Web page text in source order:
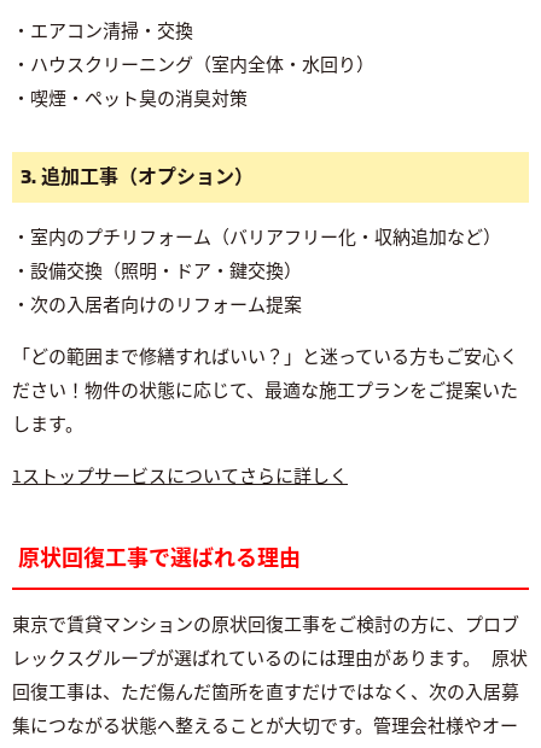
・エアコン清掃・交換
・ハウスクリーニング（室内全体・水回り）
・喫煙・ペット臭の消臭対策
3. 追加工事（オプション）
・室内のプチリフォーム（バリアフリー化・収納追加など）
・設備交換（照明・ドア・鍵交換）
・次の入居者向けのリフォーム提案
「どの範囲まで修繕すればいい？」と迷っている方もご安心く
ださい！物件の状態に応じて、最適な施工プランをご提案いた
します。
1ストップサービスについてさらに詳しく
原状回復工事で選ばれる理由
東京で賃貸マンションの原状回復工事をご検討の方に、プロブ
レックスグループが選ばれているのには理由があります。 原状
回復工事は、ただ傷んだ箇所を直すだけではなく、次の入居募
集につながる状態へ整えることが大切です。管理会社様やオー